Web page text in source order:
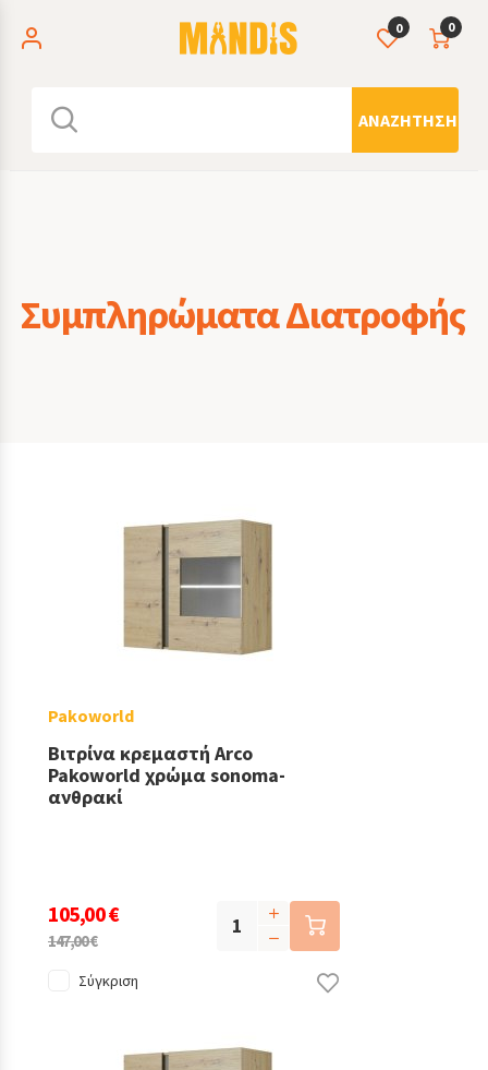
0
ΑΝΑΖΉΤΗΣΗ
0
Συμπληρώματα Διατροφής
Pakoworld
Βιτρίνα κρεμαστή Arco
Pakoworld χρώμα sonoma-
ανθρακί
105,00 €
147,00 €
Σύγκριση